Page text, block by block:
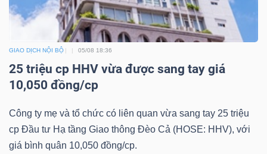
GIAO DỊCH NỘI BỘ 05/08 18:36
25 triệu cp HHV vừa được sang tay giá
10,050 đồng/cp
Công ty mẹ và tổ chức có liên quan vừa sang tay 25 triệu
cp Đầu tư Hạ tầng Giao thông Đèo Cả (HOSE: HHV), với
giá bình quân 10,050 đồng/cp.
đạo
(-)
Tất cả Người nội bộ
Tin
(-)